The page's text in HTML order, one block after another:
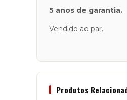
5 anos de garantia.
Vendido ao par.
Produtos